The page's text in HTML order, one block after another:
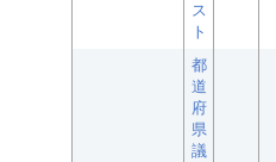
ス
ト
都
道
府
県
議